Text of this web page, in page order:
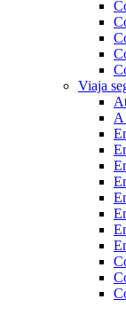
Viaja
A